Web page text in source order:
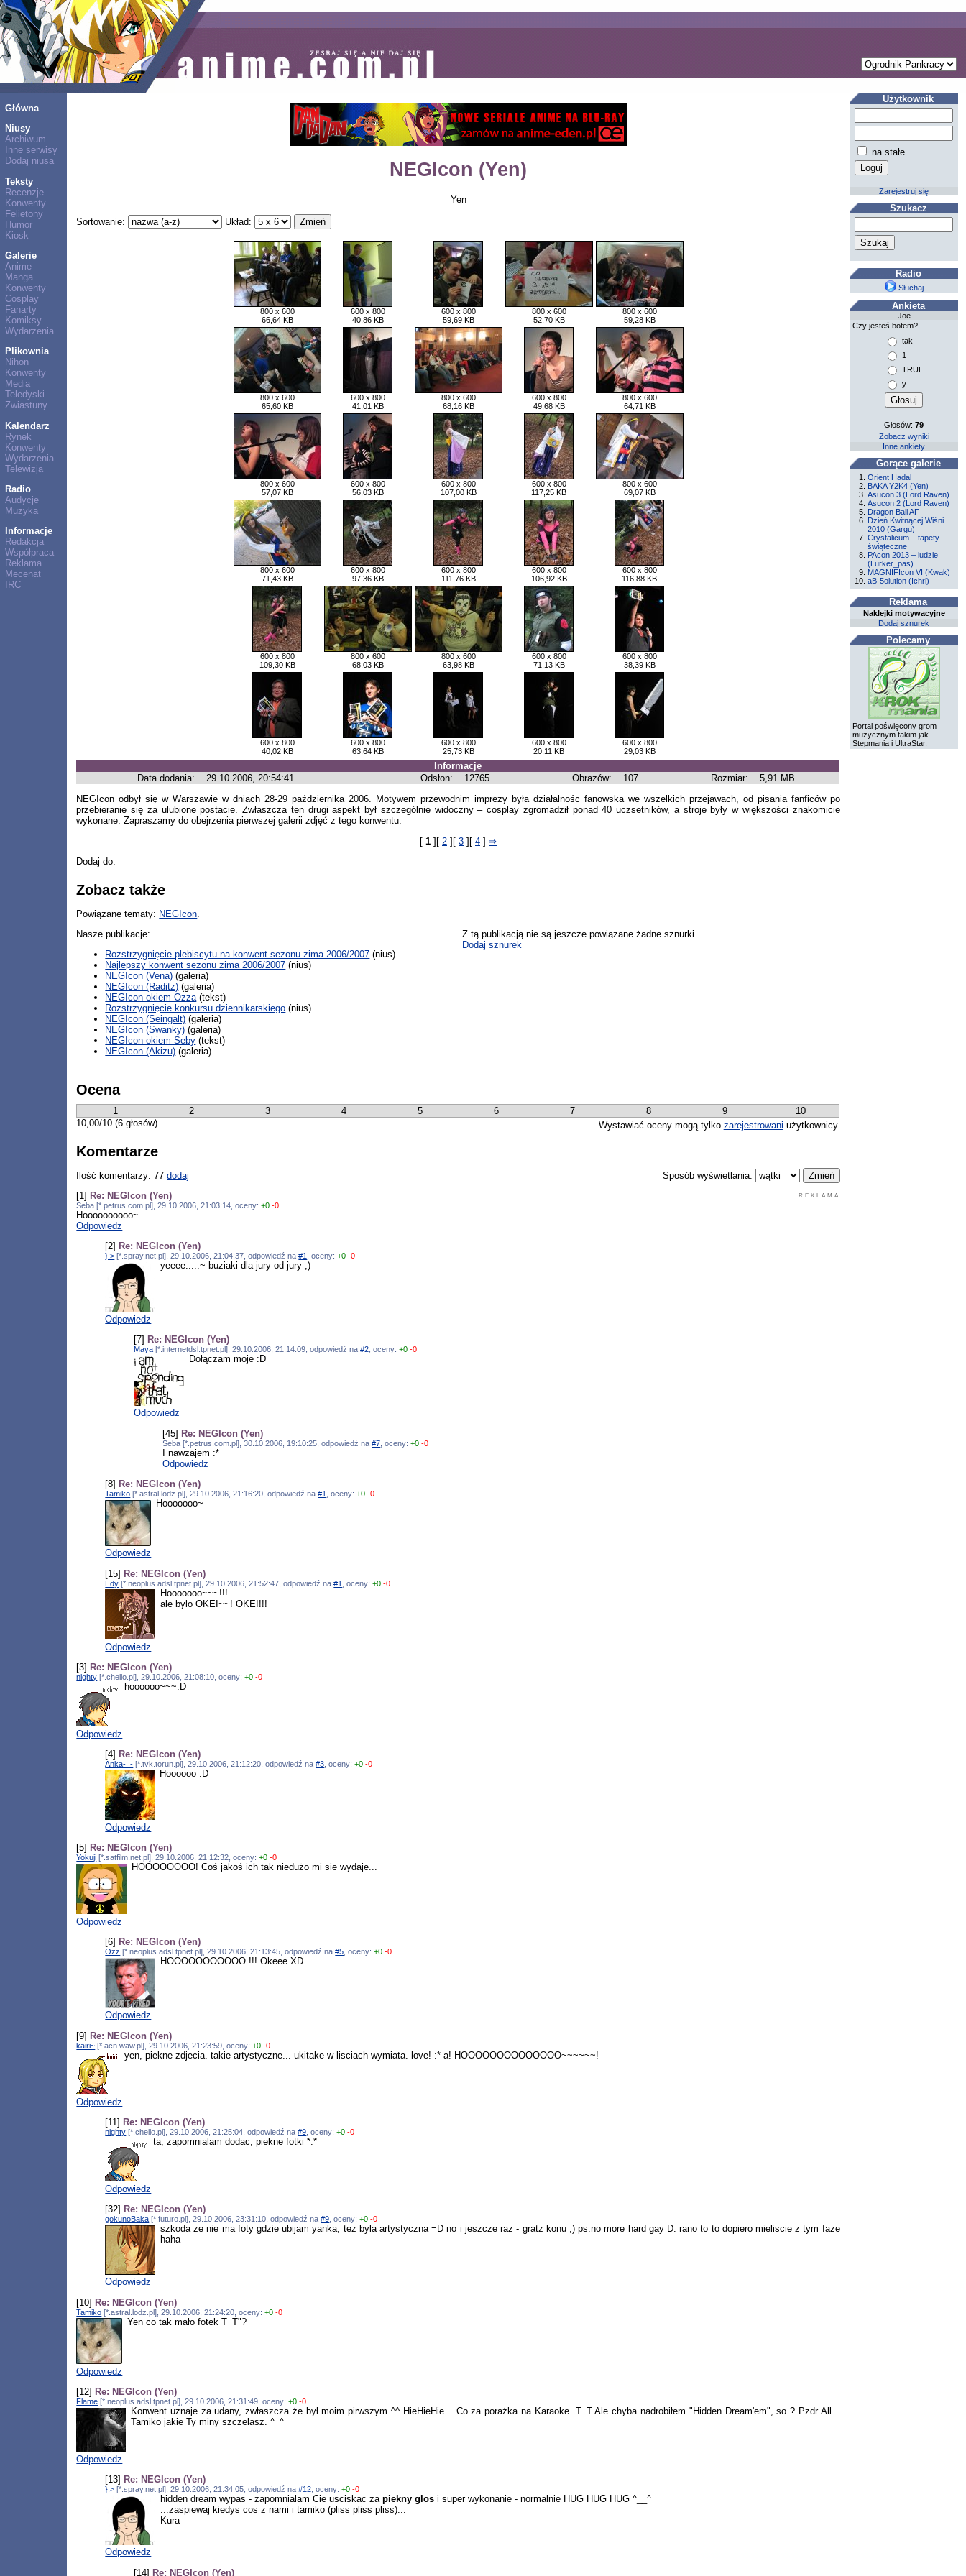
Główna
Niusy
Archiwum
Inne serwisy
Dodaj niusa
Teksty
Recenzje
Konwenty
Felietony
Humor
Kiosk
Galerie
Anime
Manga
Konwenty
Cosplay
Fanarty
Komiksy
Wydarzenia
Plikownia
Nihon
Konwenty
Media
Teledyski
Zwiastuny
Kalendarz
Rynek
Konwenty
Wydarzenia
Telewizja
Radio
Audycje
Muzyka
Informacje
Redakcja
Współpraca
Reklama
Mecenat
IRC
NEGIcon (Yen)
Yen
Sortowanie: Układ:
800 x 600
66,64 KB
600 x 800
40,86 KB
600 x 800
59,69 KB
800 x 600
52,70 KB
800 x 600
59,28 KB
800 x 600
65,60 KB
600 x 800
41,01 KB
800 x 600
68,16 KB
600 x 800
49,68 KB
800 x 600
64,71 KB
800 x 600
57,07 KB
600 x 800
56,03 KB
600 x 800
107,00 KB
600 x 800
117,25 KB
800 x 600
69,07 KB
800 x 600
71,43 KB
600 x 800
97,36 KB
600 x 800
111,76 KB
600 x 800
106,92 KB
600 x 800
116,88 KB
600 x 800
109,30 KB
800 x 600
68,03 KB
800 x 600
63,98 KB
600 x 800
71,13 KB
600 x 800
38,39 KB
600 x 800
40,02 KB
600 x 800
63,64 KB
600 x 800
25,73 KB
600 x 800
20,11 KB
600 x 800
29,03 KB
Informacje
Data dodania:
29.10.2006, 20:54:41 Odsłon: 12765 Obrazów: 107 Rozmiar:
5,91 MB
NEGIcon odbył się w Warszawie w dniach 28-29 października 2006. Motywem przewodnim imprezy była działalnośc fanowska we wszelkich przejawach, od pisania fanficów po
przebieranie się za ulubione postacie. Zwłaszcza ten drugi aspekt był szczególnie widoczny – cosplay zgromadził ponad 40 uczsetników, a stroje były w większości znakomicie
wykonane. Zapraszamy do obejrzenia pierwszej galerii zdjęć z tego konwentu.
[ 1 ][ 2 ][ 3 ][ 4 ] ⇒
Dodaj do:
Zobacz także
Powiązane tematy: NEGIcon
Nasze publikacje:
Rozstrzygnięcie plebiscytu na konwent sezonu zima 2006/2007 (nius)
Najlepszy konwent sezonu zima 2006/2007 (nius)
NEGIcon (Vena) (galeria)
NEGIcon (Raditz) (galeria)
NEGIcon okiem Ozza(tekst)
Rozstrzygnięcie konkursu dziennikarskiego (nius)
NEGIcon (Seingalt) (galeria)
NEGIcon (Swanky) (galeria)
NEGIcon okiem Seby (tekst)
NEGIcon (Akizu) (galeria)
Z tą publikacją nie są jeszcze powiązane żadne sznurki.
Dodaj sznurek
Ocena
1 2 3 4 5 6 7 8 9
10
Wystawiać oceny mogą tylko zarejestrowani użytkownicy.
10,00/10 (6 głosów)
Komentarze
Sposób wyświetlania:
Ilość komentarzy: 77dodaj
REKLAMA
[1] Re: NEGIcon (Yen)
Seba [*.petrus.com.pl], 29.10.2006, 21:03:14, oceny:+0 -0
Hoooooooooo~
Odpowiedz
[2] Re: NEGIcon (Yen)
}:> [*.spray.net.pl], 29.10.2006, 21:04:37, odpowiedź na#1 , oceny:+0 -0
yeeee.....~ buziaki dla jury od jury ;)
Odpowiedz
[7] Re: NEGIcon (Yen)
Maya [*.internetdsl.tpnet.pl], 29.10.2006, 21:14:09, odpowiedź na#2 , oceny:+0 -0
Dołączam moje :D
Odpowiedz
[45] Re: NEGIcon (Yen)
Seba [*.petrus.com.pl], 30.10.2006, 19:10:25, odpowiedź na#7 , oceny:+0 -0
I nawzajem :*
Odpowiedz
[8] Re: NEGIcon (Yen)
Tamiko [*.astral.lodz.pl], 29.10.2006, 21:16:20, odpowiedź na#1 , oceny:+0 -0
Hooooooo~
Odpowiedz
[15] Re: NEGIcon (Yen)
Edy [*.neoplus.adsl.tpnet.pl], 29.10.2006, 21:52:47, odpowiedź na#1 , oceny:+0 -0
Hooooooo~~~!!!
ale bylo OKEI~~! OKEI!!!
Odpowiedz
[3] Re: NEGIcon (Yen)
nighty [*.chello.pl], 29.10.2006, 21:08:10, oceny:+0 -0
hoooooo~~~:D
Odpowiedz
[4] Re: NEGIcon (Yen)
Anka-_- [*.tvk.torun.pl], 29.10.2006, 21:12:20, odpowiedź na#3 , oceny:+0 -0
Hoooooo :D
Odpowiedz
[5] Re: NEGIcon (Yen)
Yokuji [*.satfilm.net.pl], 29.10.2006, 21:12:32, oceny:+0 -0
HOOOOOOOO! Coś jakoś ich tak niedużo mi sie wydaje...
Odpowiedz
[6] Re: NEGIcon (Yen)
Ozz [*.neoplus.adsl.tpnet.pl], 29.10.2006, 21:13:45, odpowiedź na#5 , oceny:+0 -0
HOOOOOOOOOOO !!! Okeee XD
Odpowiedz
[9] Re: NEGIcon (Yen)
kairi~ [*.acn.waw.pl], 29.10.2006, 21:23:59, oceny:+0 -0
yen, piekne zdjecia. takie artystyczne... ukitake w lisciach wymiata. love! :* a! HOOOOOOOOOOOOOO~~~~~~!
Odpowiedz
[11] Re: NEGIcon (Yen)
nighty [*.chello.pl], 29.10.2006, 21:25:04, odpowiedź na#9 , oceny:+0 -0
ta, zapomnialam dodac, piekne fotki *.*
Odpowiedz
[32] Re: NEGIcon (Yen)
gokunoBaka [*.futuro.pl], 29.10.2006, 23:31:10, odpowiedź na#9 , oceny:+0 -0
szkoda ze nie ma foty gdzie ubijam yanka, tez byla artystyczna =D no i jeszcze raz - gratz konu ;) ps:no more hard gay D: rano to to dopiero mieliscie z tym faze
haha
Odpowiedz
[10] Re: NEGIcon (Yen)
Tamiko [*.astral.lodz.pl], 29.10.2006, 21:24:20, oceny:+0 -0
Yen co tak mało fotek T_T"?
Odpowiedz
[12] Re: NEGIcon (Yen)
Flame [*.neoplus.adsl.tpnet.pl], 29.10.2006, 21:31:49, oceny:+0 -0
Konwent uznaje za udany, zwłaszcza że był moim pirwszym ^^ HieHieHie... Co za porażka na Karaoke. T_T Ale chyba nadrobiłem "Hidden Dream'em", so ? Pzdr All...
Tamiko jakie Ty miny szczelasz. ^_^
Odpowiedz
[13] Re: NEGIcon (Yen)
}:> [*.spray.net.pl], 29.10.2006, 21:34:05, odpowiedź na#12 , oceny:+0 -0
hidden dream wypas - zapomnialam Cie usciskac za piekny glosi super wykonanie - normalnie HUG HUG HUG ^__^
...zaspiewaj kiedys cos z nami i tamiko (pliss pliss pliss)...
Kura
Odpowiedz
[14] Re: NEGIcon (Yen)
Użytkownik
na stałe
Zarejestruj się
Szukacz
Radio
Słuchaj
Ankieta
Joe
Czy jesteś botem?
tak
1
TRUE
y
Głosów:79
Zobacz wyniki
Inne ankiety
Gorące galerie
Orient Hadal
BAKA Y2K4 (Yen)
Asucon 3 (Lord Raven)
Asucon 2 (Lord Raven)
Dragon Ball AF
Dzień Kwitnącej Wiśni
2010 (Gargu)
Crystalicum – tapety
świąteczne
PAcon 2013 – ludzie
(Lurker_pas)
MAGNIFIcon VI (Kwak)
aB-5olution (Ichri)
Reklama
Naklejki motywacyjne
Dodaj sznurek
Polecamy
Portal poświęcony grom
muzycznym takim jak
Stepmania i UltraStar.